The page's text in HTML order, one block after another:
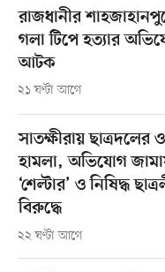
রাজধানীর
গলা টিপে হত্যার
আটক
২১ ঘণ্টা আগে
সাতক্ষীরায় ছাত্রদলের
হামলা, অভিযোগ
‘শেল্টার’ ও নিষিদ্ধ
বিরুদ্ধে
২২ ঘণ্টা আগে